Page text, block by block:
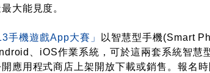
大能見度。
手機遊戲App大賽」
以智慧型手機(Smart
、iOS作業系統，可於這兩套系統智慧
應用程式商店上架開放下載或銷售。報名時